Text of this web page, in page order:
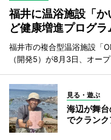
福井に温浴施設「
ど健康増進プログラ
福井市の複合型温浴施設「
（開発5）が8月3日、オープ
見る・遊ぶ
海辺が舞
でクラン